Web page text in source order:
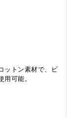
ットン素材で、ビ
用可能。